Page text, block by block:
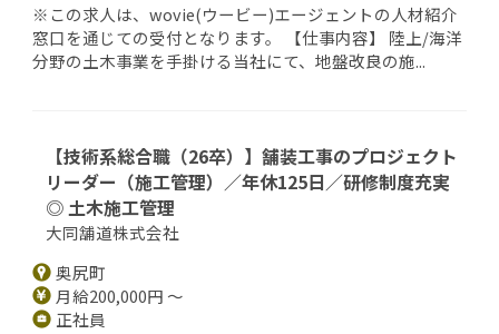
※この求人は、wovie(ウービー)エージェントの人材紹介
窓口を通じての受付となります。 【仕事内容】 陸上/海洋
分野の土木事業を手掛ける当社にて、地盤改良の施...
【技術系総合職（26卒）】舗装工事のプロジェクト
リーダー（施工管理）／年休125日／研修制度充実
◎ 土木施工管理
大同舗道株式会社
奥尻町
月給200,000円 ～
正社員